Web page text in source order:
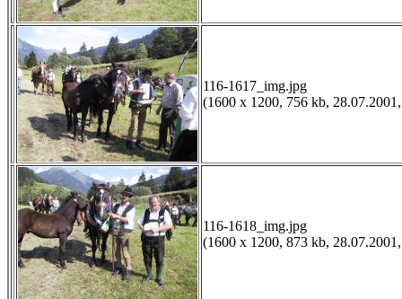
116-1617_img.jpg
(1600 x 1200, 756 kb,
116-1618_img.jpg
(1600 x 1200, 873 kb,